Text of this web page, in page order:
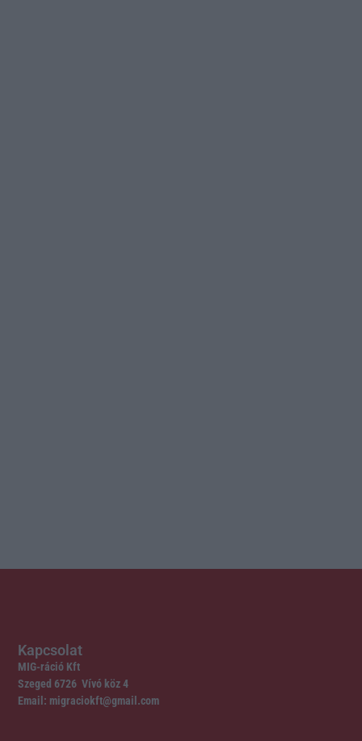
Kapcsolat
MIG-ráció Kft
Szeged 6726 Vívó köz 4
Email: migraciokft@gmail.com